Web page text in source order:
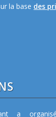
la base des
a